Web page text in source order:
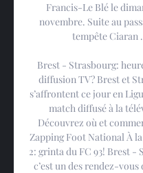
Francis-Le Blé le
novembre. Suite au
tempête Ciaran
Brest - Strasbourg:
diffusion TV? Brest et
s’affrontent ce jour en
match diffusé à la
Découvrez où et
Zapping Foot National À
2: grinta du FC 93! Brest -
c’est un des rendez-